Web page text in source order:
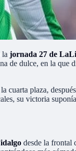
la jornada 27 de
de dulce, en la que
plaza,
su victoria
desde la frontal